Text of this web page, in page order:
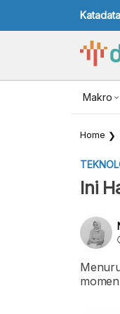
Makro
NILAI
Home
Ini